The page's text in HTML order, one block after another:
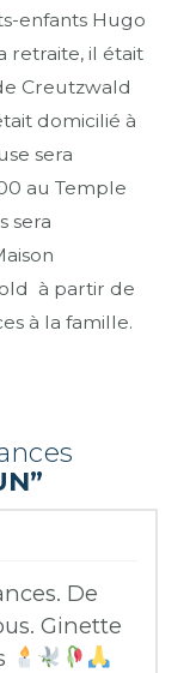
enfants Hugo
retraite, il était
Creutzwald
domicilié à
sera
au Temple
sera
à partir de
à la famille.
De
Ginette